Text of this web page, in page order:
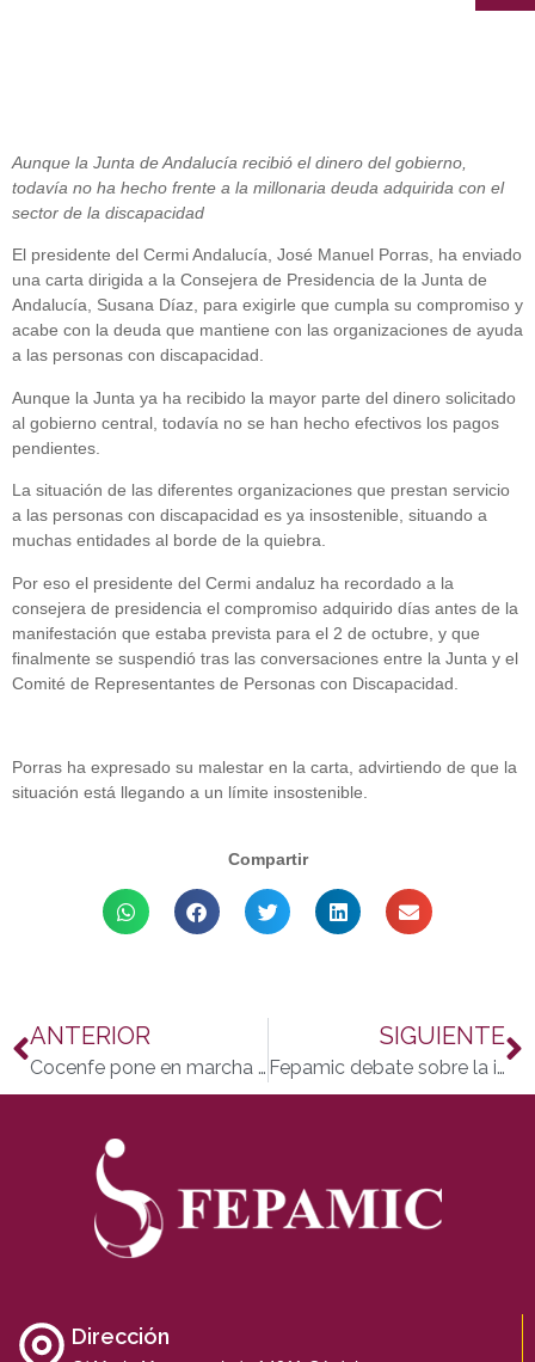
Aunque la Junta de Andalucía recibió el dinero del gobierno,
todavía no ha hecho frente a la millonaria deuda adquirida con el
sector de la discapacidad
El presidente del Cermi Andalucía, José Manuel Porras, ha enviado
una carta dirigida a la Consejera de Presidencia de la Junta de
Andalucía, Susana Díaz, para exigirle que cumpla su compromiso y
acabe con la deuda que mantiene con las organizaciones de ayuda
a las personas con discapacidad.
Aunque la Junta ya ha recibido la mayor parte del dinero solicitado
al gobierno central, todavía no se han hecho efectivos los pagos
pendientes.
La situación de las diferentes organizaciones que prestan servicio
a las personas con discapacidad es ya insostenible, situando a
muchas entidades al borde de la quiebra.
Por eso el presidente del Cermi andaluz ha recordado a la
consejera de presidencia el compromiso adquirido días antes de la
manifestación que estaba prevista para el 2 de octubre, y que
finalmente se suspendió tras las conversaciones entre la Junta y el
Comité de Representantes de Personas con Discapacidad.
Porras ha expresado su malestar en la carta, advirtiendo de que la
situación está llegando a un límite insostenible.
Compartir
ANTERIOR
Cocenfe pone en marcha el Observatorio de la Accesibilidad
SIGUIENTE
Fepamic debate sobre la intermediación laboral en Austria
Dirección